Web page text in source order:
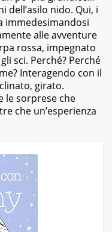
dell’asilo nido. Qui, i
immedesimandosi
alle avventure
rossa, impegnato
sci. Perché? Perché
Interagendo con il
girato.
le sorprese che
che un’esperienza